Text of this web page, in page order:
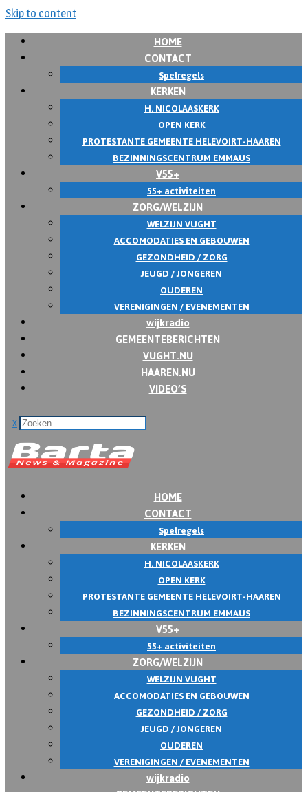
Skip to content
HOME
CONTACT
Spelregels
KERKEN
H. NICOLAASKERK
OPEN KERK
PROTESTANTE GEMEENTE HELEVOIRT-HAAREN
BEZINNINGSCENTRUM EMMAUS
V55+
55+ activiteiten
ZORG/WELZIJN
WELZIJN VUGHT
ACCOMODATIES EN GEBOUWEN
GEZONDHEID / ZORG
JEUGD / JONGEREN
OUDEREN
VERENIGINGEN / EVENEMENTEN
wijkradio
GEMEENTEBERICHTEN
VUGHT.NU
HAAREN.NU
VIDEO’S
x
HOME
CONTACT
Spelregels
KERKEN
H. NICOLAASKERK
OPEN KERK
PROTESTANTE GEMEENTE HELEVOIRT-HAAREN
BEZINNINGSCENTRUM EMMAUS
V55+
55+ activiteiten
ZORG/WELZIJN
WELZIJN VUGHT
ACCOMODATIES EN GEBOUWEN
GEZONDHEID / ZORG
JEUGD / JONGEREN
OUDEREN
VERENIGINGEN / EVENEMENTEN
wijkradio